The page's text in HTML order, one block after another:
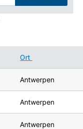
Ort
Antwerpen
Antwerpen
Antwerpen